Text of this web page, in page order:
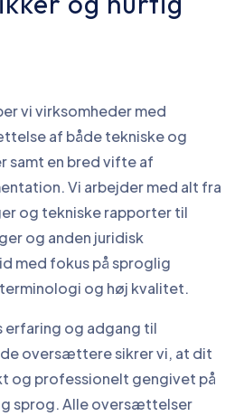
vi virksomheder med
af både tekniske og
samt en bred vifte af
Vi arbejder med alt fra
og tekniske rapporter til
og anden juridisk
med fokus på sproglig
og høj kvalitet.
erfaring og adgang til
oversættere sikrer vi, at dit
og professionelt gengivet på
sprog. Alle oversættelser